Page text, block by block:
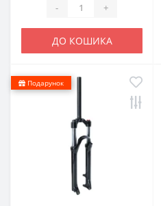
- +
ДО КОШИКА
Подарунок